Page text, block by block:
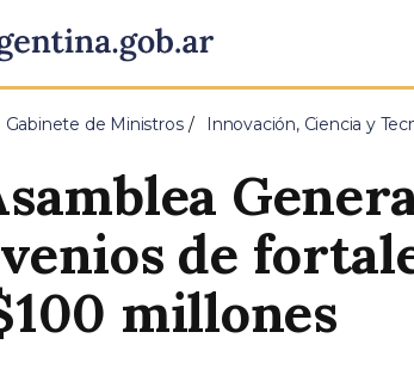
Gabinete de Ministros Innovación, Ciencia y
de
millones